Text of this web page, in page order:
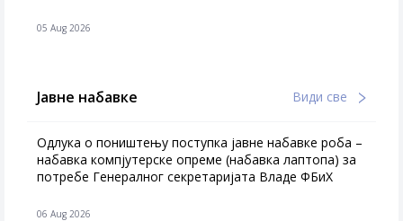
05 Aug 2026
Јавне набавке Види све
Одлука о поништењу поступка јавне набавке роба –
набавка компјутерске опреме (набавка лаптопа) за
потребе Генералног секретаријата Владе ФБиХ
06 Aug 2026